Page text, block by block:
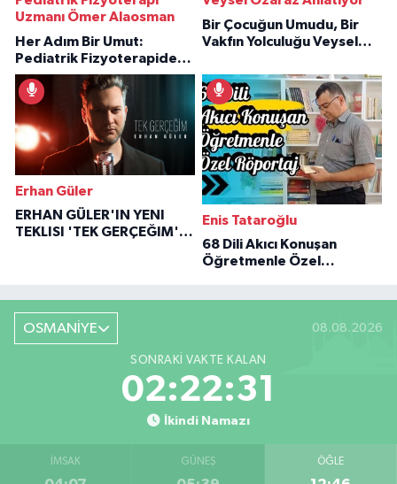
Uzmanı Ömer Alaosman
Her Adım Bir Umut:
Pediatrik Fizyoterapiden
İlham Veren Hikâyeler
Bir Çocuğun Umudu, Bir
Vakfın Yolculuğu Veysel
Erhan Güler
ERHAN GÜLER'IN YENI
TEKLISI 'TEK GERÇEĞIM'LE
Enis Tataroğlu
68 Dili Akıcı Konuşan
Öğretmenle Özel
OSMANİYE 08.08.2026
SONRAKI VAKTE KALAN
02:22:30
İkindi Namazı
İMSAK GÜNEŞ ÖĞLE